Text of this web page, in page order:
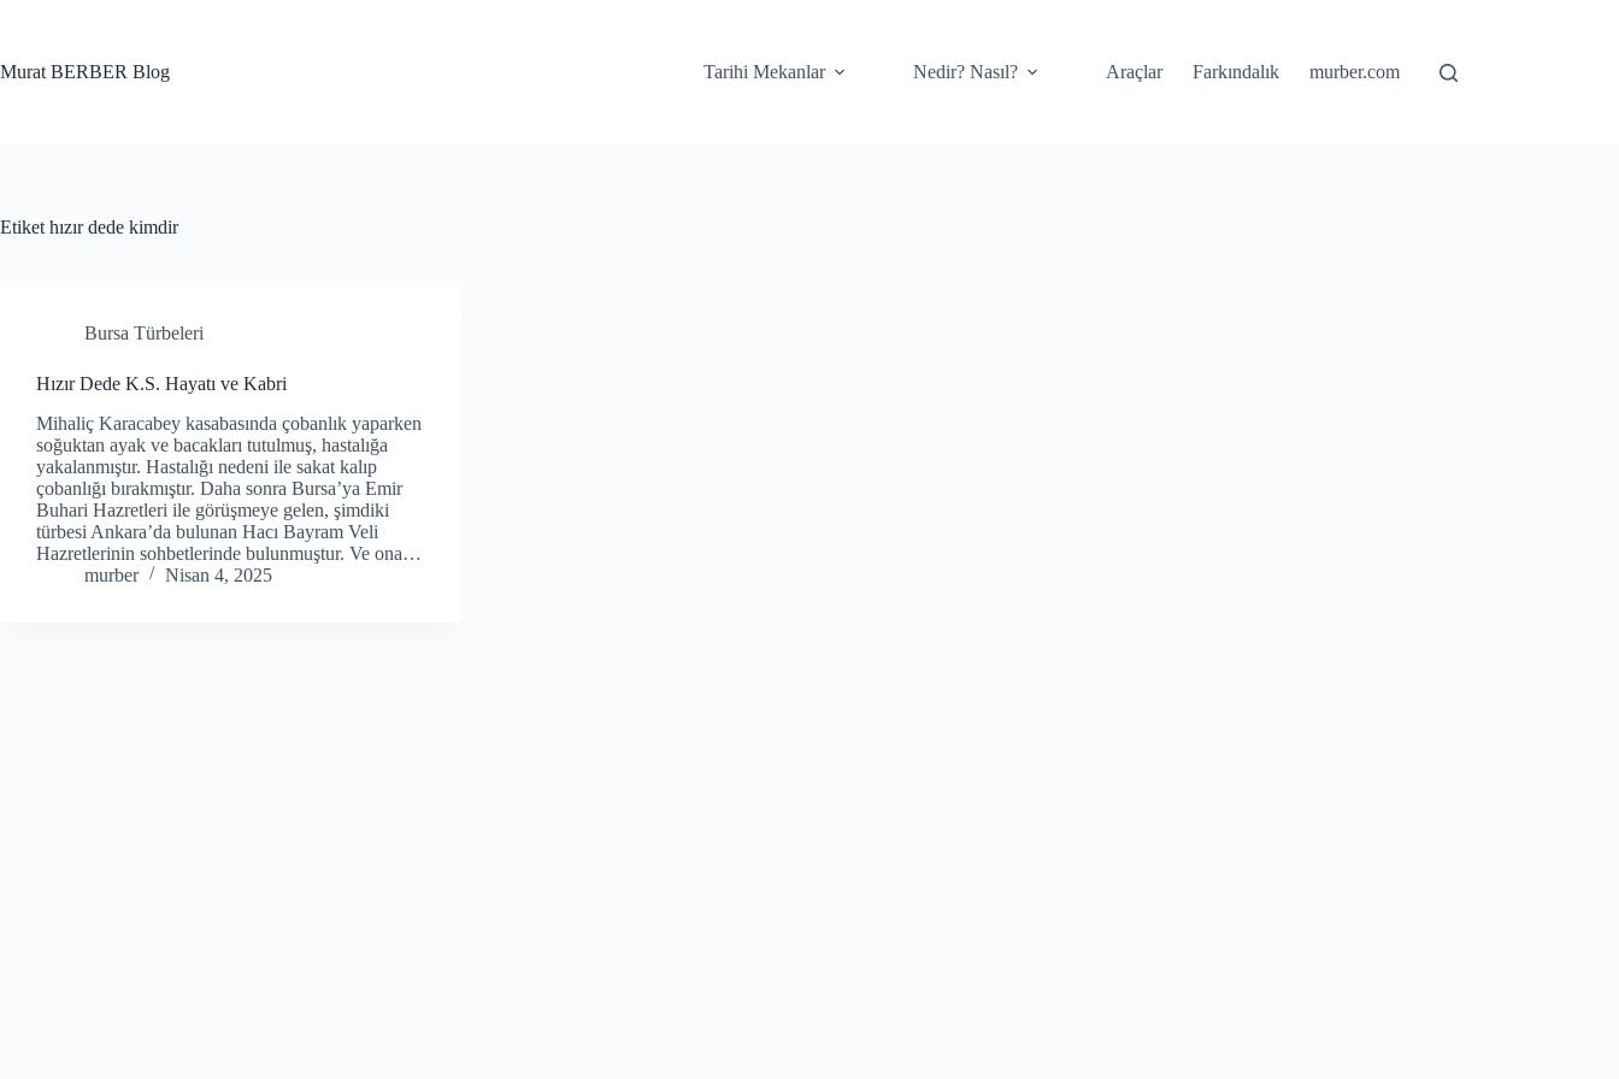
Murat BERBER Blog
Tarihi Mekanlar Nedir? Nasıl? Araçlar Farkındalık murber.com
Etiket hızır dede kimdir
Bursa Türbeleri
Hızır Dede K.S. Hayatı ve Kabri
Mihaliç Karacabey kasabasında çobanlık yaparken
soğuktan ayak ve bacakları tutulmuş, hastalığa
yakalanmıştır. Hastalığı nedeni ile sakat kalıp
çobanlığı bırakmıştır. Daha sonra Bursa’ya Emir
Buhari Hazretleri ile görüşmeye gelen, şimdiki
türbesi Ankara’da bulunan Hacı Bayram Veli
Hazretlerinin sohbetlerinde bulunmuştur. Ve ona…
murber
Nisan 4, 2025